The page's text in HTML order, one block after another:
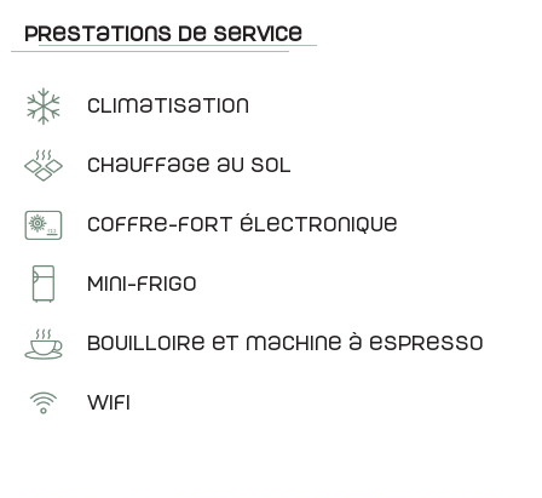
Prestations de service
Climatisation
Chauffage au sol
Coffre-fort électronique
Mini-frigo
Bouilloire et machine à espresso
Wifi